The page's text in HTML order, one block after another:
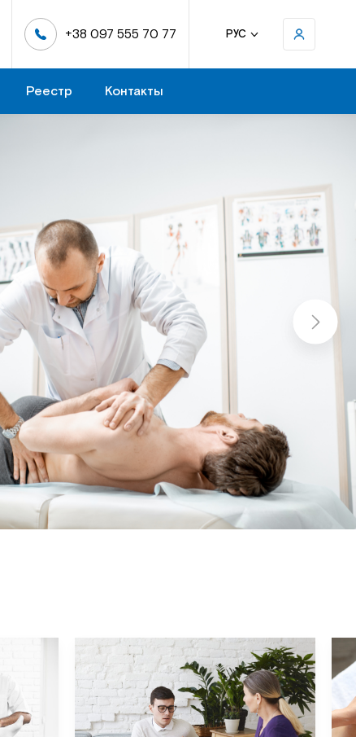
+38 097 555 70 77 РУС
Реестр Контакты